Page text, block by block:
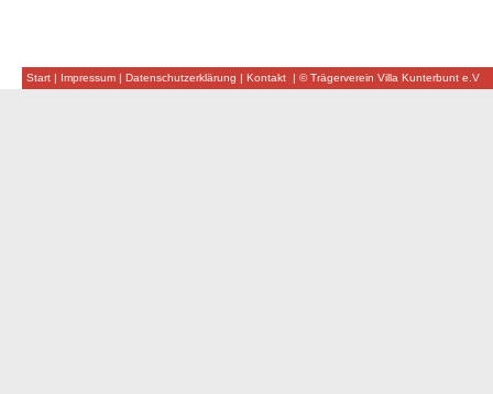
Start | Impressum | Datenschutzerklärung | Kontakt | © Trägerverein Villa Kunterbunt e.V